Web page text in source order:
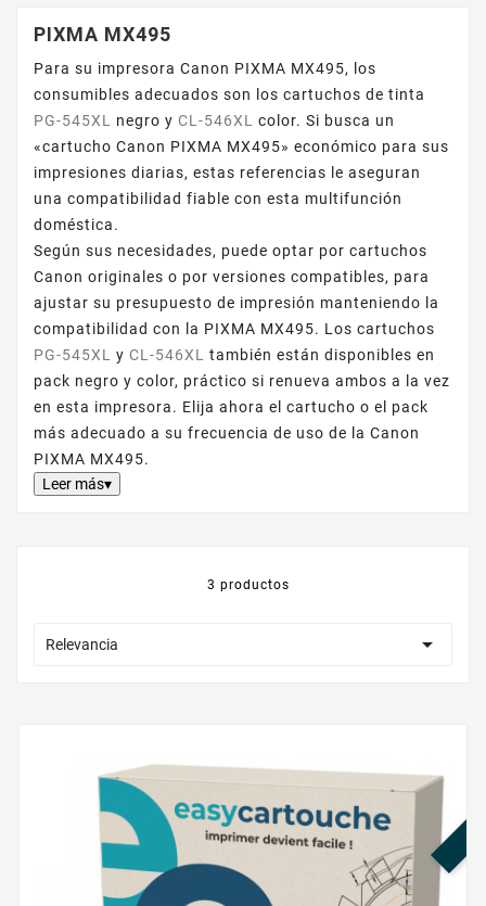
PIXMA MX495
Para su impresora Canon PIXMA MX495, los
consumibles adecuados son los cartuchos de tinta
PG-545XL
negro y CL-546XL
color. Si busca un
«cartucho Canon PIXMA MX495» económico para sus
impresiones diarias, estas referencias le aseguran
una compatibilidad fiable con esta multifunción
doméstica.
Según sus necesidades, puede optar por cartuchos
Canon originales o por versiones compatibles, para
ajustar su presupuesto de impresión manteniendo la
compatibilidad con la PIXMA MX495. Los cartuchos
PG-545XL
y CL-546XL
también están disponibles en
pack negro y color, práctico si renueva ambos a la vez
en esta impresora. Elija ahora el cartucho o el pack
más adecuado a su frecuencia de uso de la Canon
PIXMA MX495.
Leer más▾
3 productos
Relevancia 